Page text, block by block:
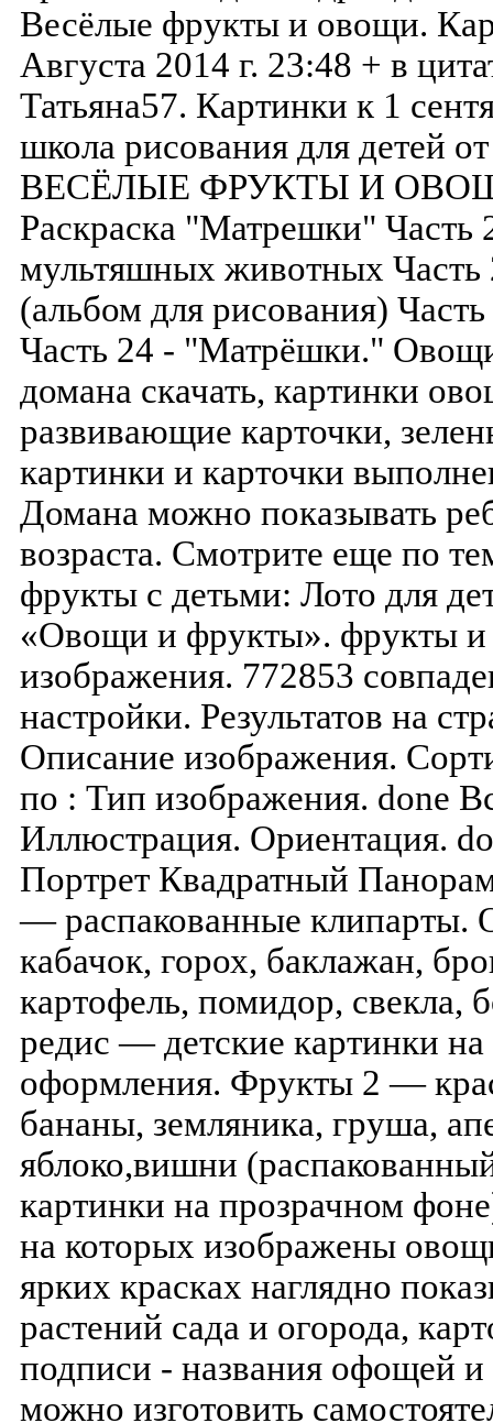
Весёлые фрукты и овощи.
Августа 2014 г. 23:48 + в
Татьяна57. Картинки к 1
школа рисования для детей
ВЕСЁЛЫЕ ФРУКТЫ И
Раскраска "Матрешки"
мультяшных животных
(альбом для рисования)
Часть 24 - "Матрёшки."
домана скачать, картинки
развивающие карточки,
картинки и карточки
Домана можно показывать
возраста. Смотрите еще по
фрукты с детьми: Лото для
«Овощи и фрукты». фрукты и
изображения. 772853
настройки. Результатов на
Описание изображения.
по : Тип изображения. done
Иллюстрация. Ориентация.
Портрет Квадратный
— распакованные
кабачок, горох, баклажан,
картофель, помидор, свекла,
редис — детские картинки
оформления. Фрукты 2 —
бананы, земляника, груша,
яблоко,вишни
картинки на прозрачном
на которых изображены
ярких красках наглядно
растений сада и огорода,
подписи - названия офощей и
можно изготовить